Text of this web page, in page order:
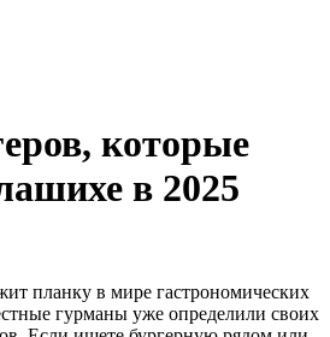
которые
в 2025
планку в мире гастрономических
гурманы уже определили своих